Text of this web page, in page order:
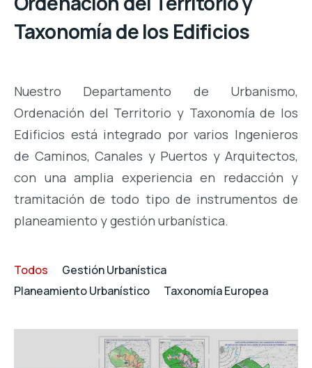
Taxonomía de los Edificios
Nuestro Departamento de Urbanismo,
Ordenación del Territorio y Taxonomía de los
Edificios está integrado por varios Ingenieros
de Caminos, Canales y Puertos y Arquitectos,
con una amplia experiencia en redacción y
tramitación de todo tipo de instrumentos de
planeamiento y gestión urbanística.
Todos
Gestión Urbanística
Planeamiento Urbanístico
Taxonomía Europea